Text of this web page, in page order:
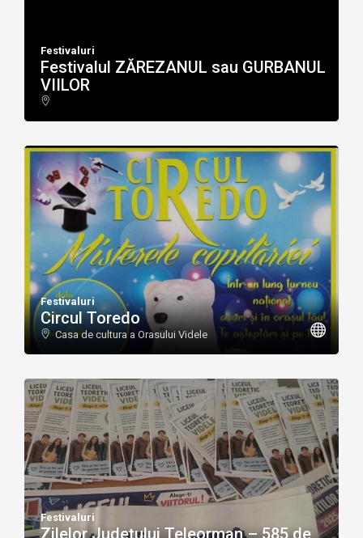
Festivaluri
Festivalul ZĂREZANUL sau GURBANUL
VIILOR
Festivaluri
Circul Toredo
Casa de cultura a Orasului Videle
Festivaluri
Zilelor Județului Teleorman – 585 de